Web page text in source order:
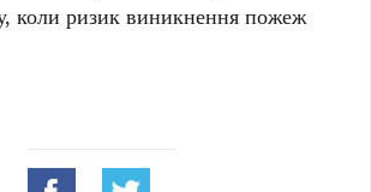
коли ризик виникнення пожеж